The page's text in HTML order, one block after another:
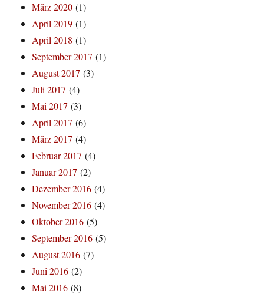
März 2020 (1)
April 2019 (1)
April 2018 (1)
September 2017 (1)
August 2017 (3)
Juli 2017 (4)
Mai 2017 (3)
April 2017 (6)
März 2017 (4)
Februar 2017 (4)
Januar 2017 (2)
Dezember 2016 (4)
November 2016 (4)
Oktober 2016 (5)
September 2016 (5)
August 2016 (7)
Juni 2016 (2)
Mai 2016 (8)